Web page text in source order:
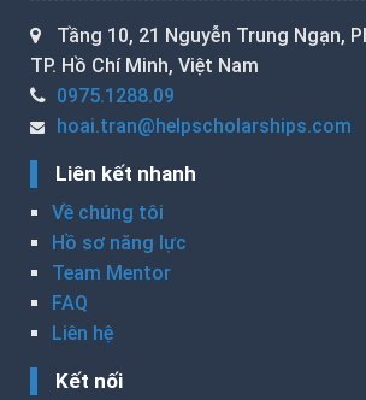
Tầng 10, 21 Nguyễn Trung Ngạn,
TP. Hồ Chí Minh, Việt Nam
0975.1288.09
hoai.tran@helpscholarships.com
Liên kết nhanh
Về chúng tôi
Hồ sơ năng lực
Team Mentor
FAQ
Liên hệ
Kết nối